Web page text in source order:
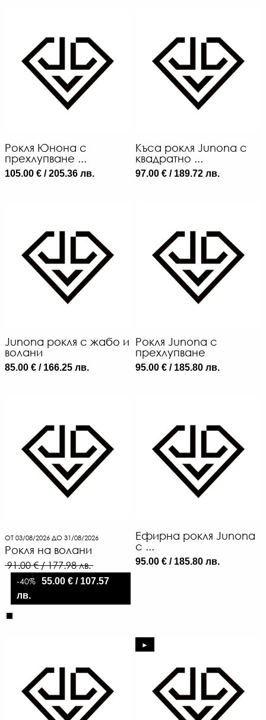
Рокля Юнона с
прехлупване ...
105.00 € / 205.36 лв.
Къса рокля Junona с
квадратно ...
97.00 € / 189.72 лв.
Junona рокля с жабо и
волани
85.00 € / 166.25 лв.
Рокля Junona с
прехлупване
95.00 € / 185.80 лв.
ОТ 03/08/2026 ДО 31/08/2026
Рокля на волани
91.00 € / 177.98 лв.
-40% 55.00 € / 107.57
лв.
Ефирна рокля Junona
с ...
95.00 € / 185.80 лв.
►